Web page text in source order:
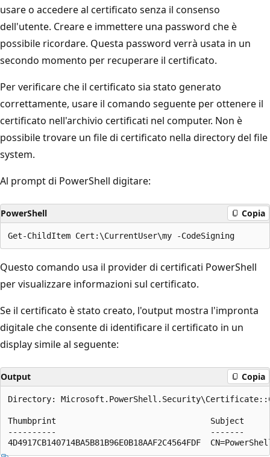
usare o accedere al certificato senza il consenso
dell'utente. Creare e immettere una password che è
possibile ricordare. Questa password verrà usata in un
secondo momento per recuperare il certificato.
Per verificare che il certificato sia stato generato
correttamente, usare il comando seguente per ottenere il
certificato nell'archivio certificati nel computer. Non è
possibile trovare un file di certificato nella directory del file
system.
Al prompt di PowerShell digitare:
PowerShell Copia
Questo comando usa il provider di certificati PowerShell
per visualizzare informazioni sul certificato.
Se il certificato è stato creato, l'output mostra l'impronta
digitaleche consente di identificare il certificato in un
display simile al seguente:
Output Copia
Directory:
Thumbprint                                Subject
----------                                -------